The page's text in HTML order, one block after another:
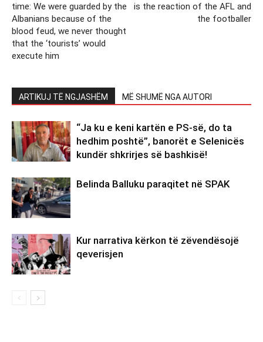
time: We were guarded by the
Albanians because of the
blood feud, we never thought
that the ‘tourists’ would
execute him
is the reaction of the AFL and
the footballer
ARTIKUJ TË NGJASHËM MË SHUMË NGA AUTORI
“Ja ku e keni kartën e PS-së, do ta
hedhim poshtë”, banorët e Selenicës
kundër shkrirjes së bashkisë!
Belinda Balluku paraqitet në SPAK
Kur narrativa kërkon të zëvendësojë
qeverisjen